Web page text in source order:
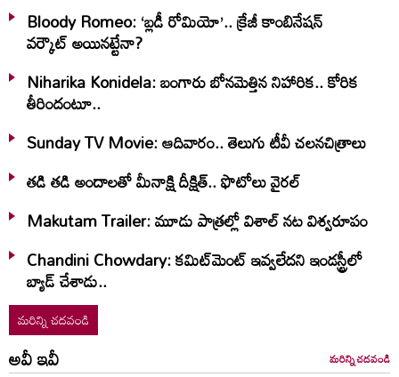
Bloody Romeo: ‘బ్లడీ రోమియో’.. క్రేజీ కాంబినేషన్
వర్కౌట్ అయినట్టేనా?
Niharika Konidela: బంగారు బోనమెత్తిన నిహారిక.. కోరిక
తీరిందంటూ..
Sunday TV Movie: ఆదివారం.. తెలుగు టీవీ చ‌ల‌న‌చిత్రాలు
తడి తడి అందాలతో మీనాక్షి దీక్షిత్‌.. ఫొటోలు వైరల్
Makutam Trailer: మూడు పాత్రల్లో విశాల్ నట విశ్వరూపం
Chandini Chowdary: కమిట్‌మెంట్ ఇవ్వలేదని ఇండస్ట్రీలో
బ్యాడ్ చేశాడు..
మరిన్ని చదవండి
అవీ ఇవీ మరిన్ని చదవండి